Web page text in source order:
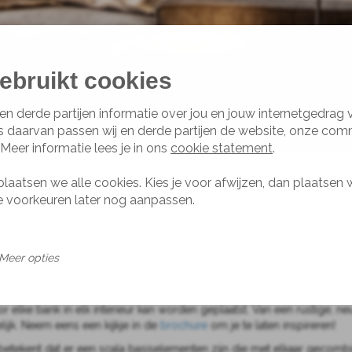
Bankstellen in de
in de omgeving van Maarssen.
een film kijken of bijkletsen met vrienden… Een bank is vaak
met je mee; is er behoefte aan een formele bank met een hoge
het oog wil natuurlijk ook wat. Alle banken zijn ontworpen met
elke bank in elk interieur kan worden geplaatst. Van een rustige,
Neem eens een kijkje in de brochure om je te laten inspireren!
dat er een scala basiselementen zijn die met elkaar
cookies
derde partijen informatie over jou en jouw internetgedrag
daarvan passen wij en derde partijen de website, onze
informatie lees je in ons cookie statement.
we alle cookies. Kies je voor afwijzen, dan plaatsen
voorkeuren later nog aanpassen.
Meer opties